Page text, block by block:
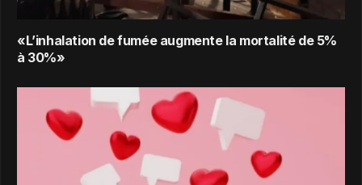
«L’inhalation de fumée augmente la mortalité de 5%
à 30%»